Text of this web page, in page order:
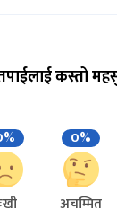
कस्तो
0%
अचम्मित